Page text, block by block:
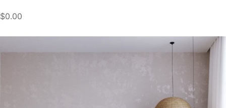
$0.00